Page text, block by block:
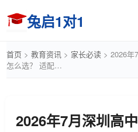
兔启1对1
首页 > 教育资讯 > 家长必读 > 2026年
怎么选？ 适配…
2026年7月深圳高